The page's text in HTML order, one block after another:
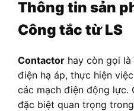
Thông tin sản
Công tắc từ LS
Contactor hay còn gọi
điện hạ áp, thực hiện
các mạch điện động
đặc biệt quan trọng